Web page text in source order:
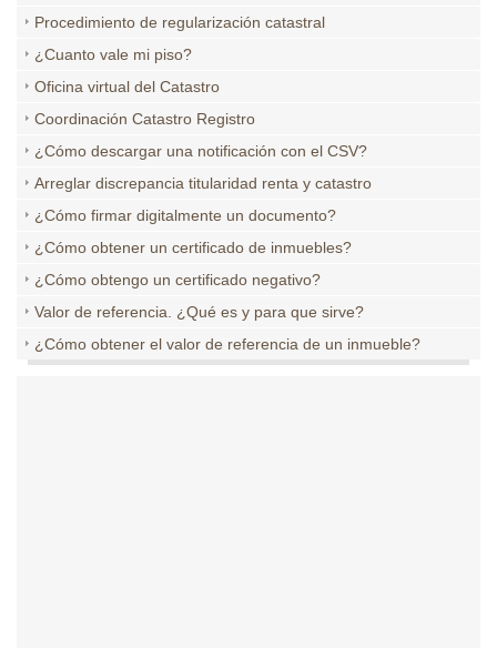
Procedimiento de regularización catastral
¿Cuanto vale mi piso?
Oficina virtual del Catastro
Coordinación Catastro Registro
¿Cómo descargar una notificación con el CSV?
Arreglar discrepancia titularidad renta y catastro
¿Cómo firmar digitalmente un documento?
¿Cómo obtener un certificado de inmuebles?
¿Cómo obtengo un certificado negativo?
Valor de referencia. ¿Qué es y para que sirve?
¿Cómo obtener el valor de referencia de un inmueble?